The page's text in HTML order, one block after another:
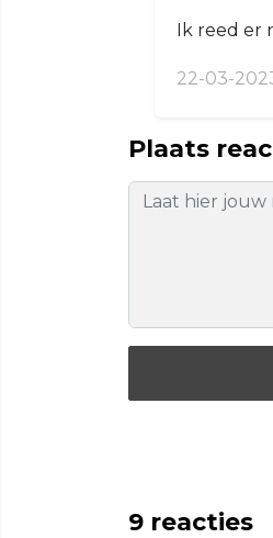
Ik reed er
22-03-
Plaats
9 reacties